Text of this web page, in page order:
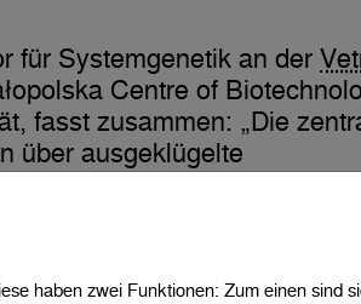
für Systemgenetik an der
Centre of
fasst zusammen: „Die
über ausgeklügelte
– unsere Arbeit liefert
haben zwei Funktionen: Zum einen sind